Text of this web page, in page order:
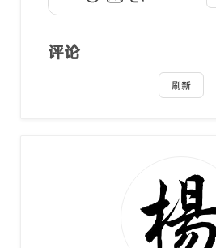
评论
刷新